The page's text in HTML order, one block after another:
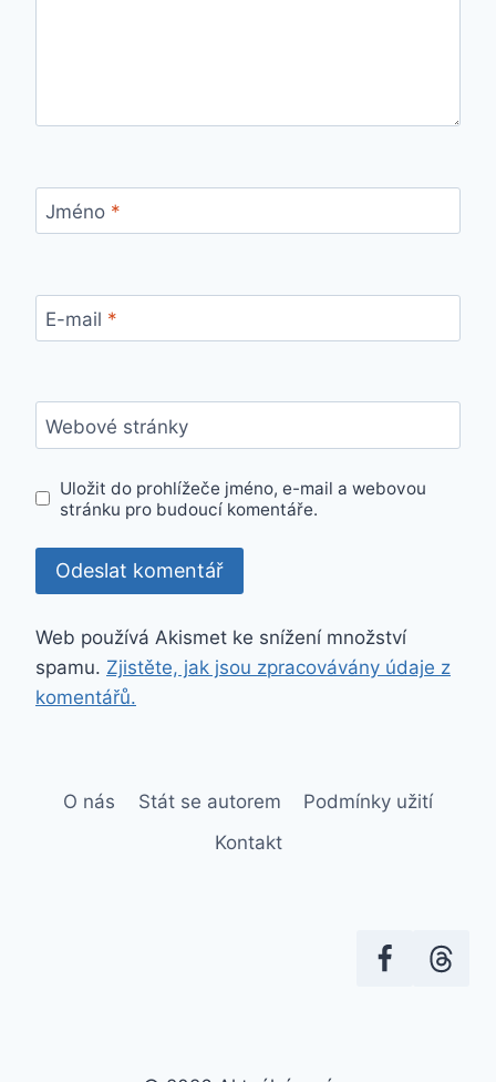
Jméno *
E-mail *
Webové stránky
Uložit do prohlížeče jméno, e-mail a webovou
stránku pro budoucí komentáře.
Web používá Akismet ke snížení množství
spamu. Zjistěte, jak jsou zpracovávány údaje z
komentářů.
O nás Stát se autorem
Podmínky užití
Kontakt